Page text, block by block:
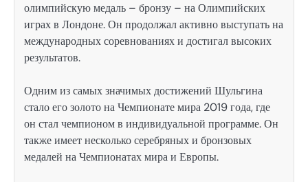
олимпийскую медаль – бронзу – на Олимпийских
играх в Лондоне. Он продолжал активно выступать на
международных соревнованиях и достигал высоких
результатов.
Одним из самых значимых достижений Шульгина
стало его золото на Чемпионате мира 2019 года, где
он стал чемпионом в индивидуальной программе. Он
также имеет несколько серебряных и бронзовых
медалей на Чемпионатах мира и Европы.